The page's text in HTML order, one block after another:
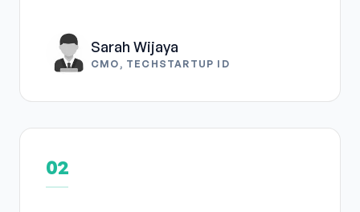
Sarah Wijaya
CMO, TECHSTARTUP ID
02